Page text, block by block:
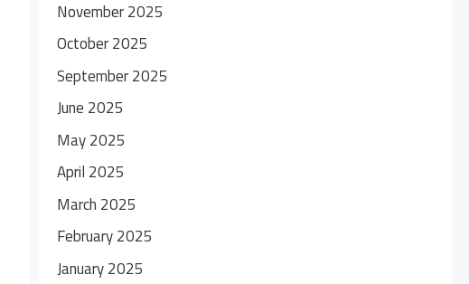
November 2025
October 2025
September 2025
June 2025
May 2025
April 2025
March 2025
February 2025
January 2025